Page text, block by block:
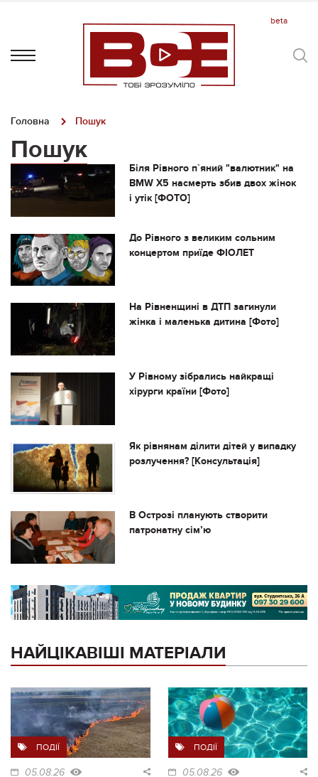
Головна Пошук
Пошук
Біля Рівного п`яний "валютник" на
BMW X5 насмерть збив двох жінок
і утік [ФОТО]
До Рівного з великим сольним
концертом приїде ФІОЛЕТ
На Рівненщині в ДТП загинули
жінка і маленька дитина [Фото]
У Рівному зібрались найкращі
хірурги країни [Фото]
Як рівнянам ділити дітей у випадку
розлучення? [Консультація]
В Острозі планують створити
патронатну сім’ю
НАЙЦІКАВІШІ МАТЕРІАЛИ
ПОДІЇ
05.08.26
ПОДІЇ
05.08.26